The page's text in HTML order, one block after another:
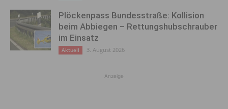
Plöckenpass Bundesstraße: Kollision
beim Abbiegen – Rettungshubschrauber
im Einsatz
Aktuell 3. August 2026
Anzeige